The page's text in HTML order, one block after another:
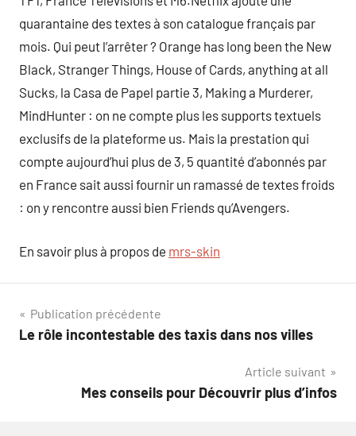
quarantaine des textes à son catalogue français par
mois. Qui peut l’arrêter ? Orange has long been the New
Black, Stranger Things, House of Cards, anything at all
Sucks, la Casa de Papel partie 3, Making a Murderer,
MindHunter : on ne compte plus les supports textuels
exclusifs de la plateforme us. Mais la prestation qui
compte aujourd’hui plus de 3, 5 quantité d’abonnés par
en France sait aussi fournir un ramassé de textes froids
: on y rencontre aussi bien Friends qu’Avengers.
En savoir plus à propos de mrs-skin
Navigation
de
Publication précédente
Le rôle incontestable des taxis dans nos villes
Article suivant
Mes conseils pour Découvrir plus d’infos